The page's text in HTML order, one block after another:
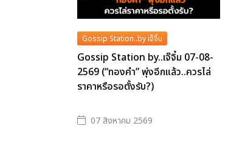
Gossip Station..by เจ๊จิ๋ม
Gossip Station by..เจ๊จิ๋ม 07-08-
2569 (“ทองคำ” พุ่งอีกแล้ว..ควรไล่
ราคาหรือรอตั้งรับ?)
07 สิงหาคม 2569